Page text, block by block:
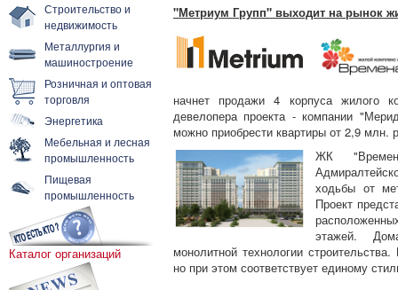
Строительство и
недвижимость
Металлургия и
машиностроение
Розничная и оптовая
торговля
Энергетика
Мебельная и лесная
промышленность
Пищевая
промышленность
Каталог организаций
"Метриум Групп" выходит на рынок
начнет продажи 4 корпуса жилого
девелопера проекта - компании
можно приобрести квартиры от 2,9 млн.
ЖК
ходьбы от
Проект
этажей.
монолитной технологии
но при этом соответствует единому